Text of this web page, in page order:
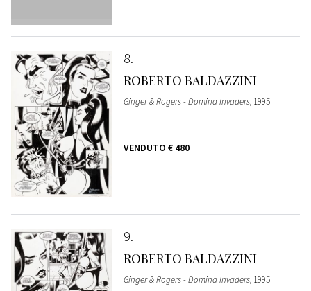
8
ROBERTO BALDAZZINI
Ginger & Rogers - Domina Invaders, 1995
VENDUTO € 480
9
ROBERTO BALDAZZINI
Ginger & Rogers - Domina Invaders, 1995